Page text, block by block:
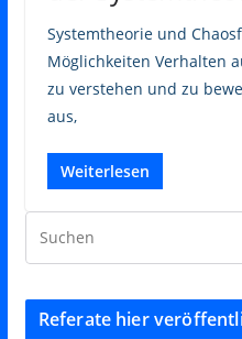
Systemtheorie und
Möglichkeiten Verhalten
zu verstehen und zu
aus,
Weiterlesen
Referate hier